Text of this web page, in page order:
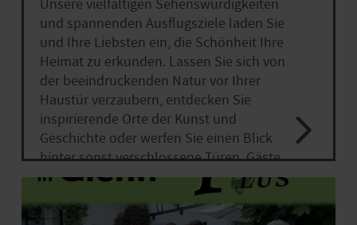
Unsere vielfältigen Sehenswürdigkeiten
und spannenden Ausflugsziele laden Sie
und Ihre Liebsten ein, die Schönheit Ihre
Heimat zu erkunden. Lassen Sie sich von
der beeindruckenden Natur vor Ihrer
Haustür verzaubern, entdecken Sie
inspirierende Orte der Kunst und
Geschichte oder werfen Sie einen Blick
hinter sonst verschlossene Türen. Gäste
aus nah und fern dürfen sich auf
Ermäßigungen oder sogar kostenfreien
Eintritt freuen.